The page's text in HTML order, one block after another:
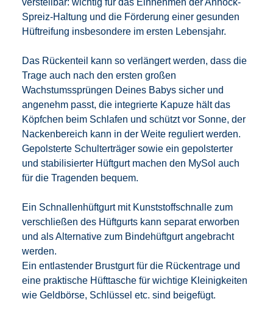
Spreiz-Haltung und die Förderung einer gesunden
Hüftreifung insbesondere im ersten Lebensjahr.
Das Rückenteil kann so verlängert werden, dass die
Trage auch nach den ersten großen
Wachstumssprüngen Deines Babys sicher und
angenehm passt, die integrierte Kapuze hält das
Köpfchen beim Schlafen und schützt vor Sonne, der
Nackenbereich kann in der Weite reguliert werden.
Gepolsterte Schulterträger sowie ein gepolsterter
und stabilisierter Hüftgurt machen den MySol auch
für die Tragenden bequem.
Ein Schnallenhüftgurt mit Kunststoffschnalle zum
verschließen des Hüftgurts kann separat erworben
und als Alternative zum Bindehüftgurt angebracht
werden.
Ein entlastender Brustgurt für die Rückentrage und
eine praktische Hüfttasche für wichtige Kleinigkeiten
wie Geldbörse, Schlüssel etc. sind beigefügt.